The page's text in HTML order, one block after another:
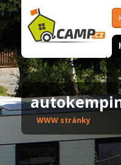
WWW stránky